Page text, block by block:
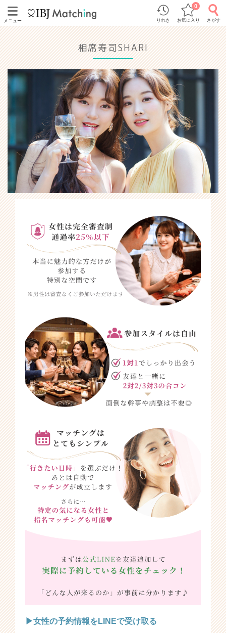
メニュー りれき お気に入り
0
さがす
相席寿司SHARI
▶女性の予約情報をLINEで受け取る